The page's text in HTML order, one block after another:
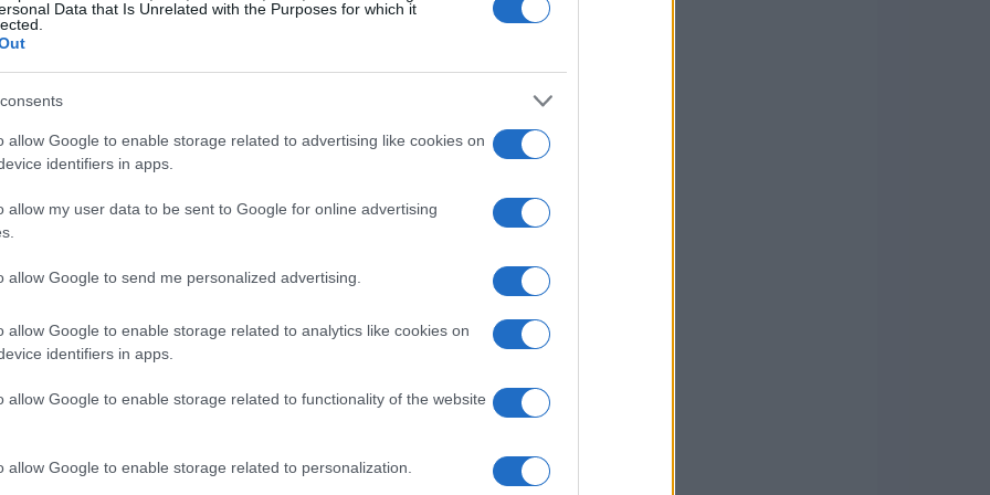
Data that Is Unrelated with the Purposes for which it
allow Google to enable storage related to advertising like cookies on
identifiers in apps.
allow my user data to be sent to Google for online advertising
allow Google to send me personalized advertising.
allow Google to enable storage related to analytics like cookies on
identifiers in apps.
allow Google to enable storage related to functionality of the website
allow Google to enable storage related to personalization.
solo una strategia di marketing, ma un modo per
parole, semplici e genuine, risuonano come un
alle proprie origini può rivelarsi un vantaggio nel